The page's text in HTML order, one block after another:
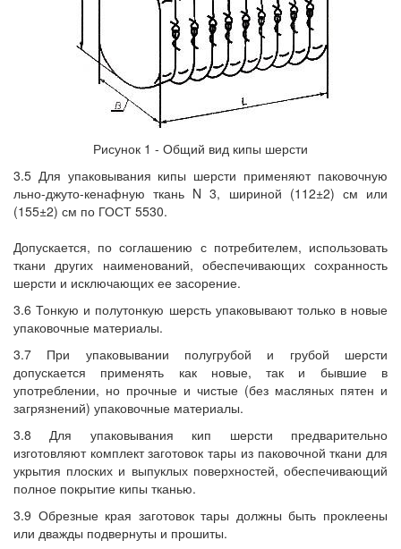
Рисунок 1 - Общий вид кипы шерсти
3.5 Для упаковывания кипы шерсти применяют паковочную
льно-джуто-кенафную ткань N 3, шириной (112±2) см или
(155±2) см по ГОСТ 5530.
Допускается, по соглашению с потребителем, использовать
ткани других наименований, обеспечивающих сохранность
шерсти и исключающих ее засорение.
3.6 Тонкую и полутонкую шерсть упаковывают только в новые
упаковочные материалы.
3.7 При упаковывании полугрубой и грубой шерсти
допускается применять как новые, так и бывшие в
употреблении, но прочные и чистые (без масляных пятен и
загрязнений) упаковочные материалы.
3.8 Для упаковывания кип шерсти предварительно
изготовляют комплект заготовок тары из паковочной ткани для
укрытия плоских и выпуклых поверхностей, обеспечивающий
полное покрытие кипы тканью.
3.9 Обрезные края заготовок тары должны быть проклеены
или дважды подвернуты и прошиты.